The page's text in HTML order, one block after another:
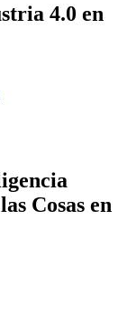
4.0 en
Cosas en